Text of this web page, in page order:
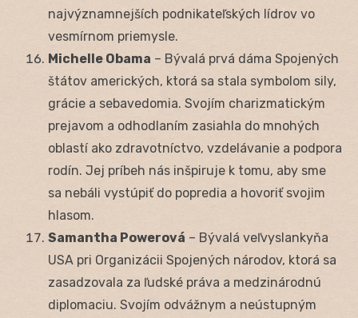
najvýznamnejších podnikateľských lídrov vo
vesmírnom priemysle.
Michelle Obama – Bývalá prvá dáma Spojených
štátov amerických, ktorá sa stala symbolom sily,
grácie a sebavedomia. Svojím charizmatickým
prejavom a odhodlaním zasiahla do mnohých
oblastí ako zdravotníctvo, vzdelávanie a podpora
rodín. Jej príbeh nás inšpiruje k tomu, aby sme
sa nebáli vystúpiť do popredia a hovoriť svojim
hlasom.
Samantha Powerová – Bývalá veľvyslankyňa
USA pri Organizácii Spojených národov, ktorá sa
zasadzovala za ľudské práva a medzinárodnú
diplomaciu. Svojím odvážnym a neústupným